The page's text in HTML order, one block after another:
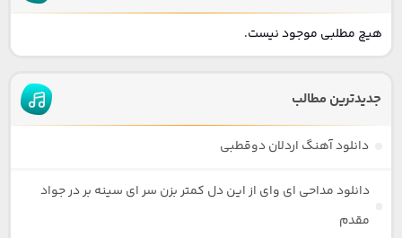
هیچ مطلبی موجود نیست.
جدیدترین مطالب
دانلود آهنگ اردلان دوقطبی
دانلود مداحی ای وای از این دل کمتر بزن سر ای سینه بر در جواد
مقدم